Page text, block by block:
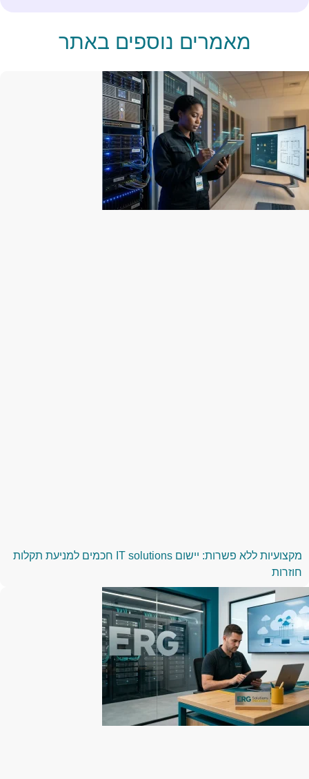
מאמרים נוספים באתר
מקצועיות ללא פשרות: יישום IT solutions חכמים למניעת תקלות
חוזרות